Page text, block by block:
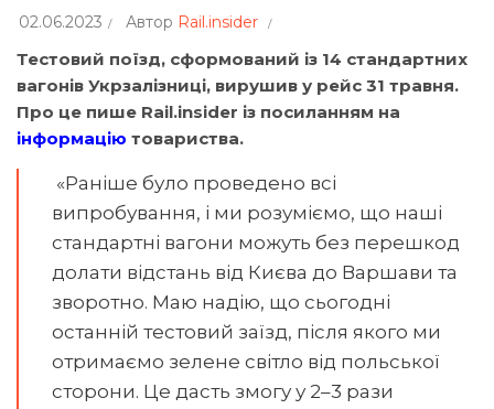
02.06.2023 Автор Rail.insider
Тестовий поїзд, сформований із 14 стандартних
вагонів Укрзалізниці, вирушив у рейс 31 травня.
Про це пише Rail.insider із посиланням на
інформацію товариства.
«Раніше було проведено всі
випробування, і ми розуміємо, що наші
стандартні вагони можуть без перешкод
долати відстань від Києва до Варшави та
зворотно. Маю надію, що сьогодні
останній тестовий заїзд, після якого ми
отримаємо зелене світло від польської
сторони. Це дасть змогу у 2–3 рази